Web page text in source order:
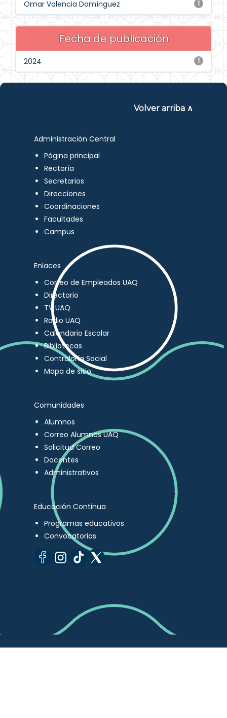
1
Omar Valencia Domínguez
Fecha de publicación
1
2024
Volver arriba ∧
Administración Central
Página principal
Rectoría
Secretarios
Direcciones
Coordinaciones
Facultades
Campus
Enlaces
Correo de Empleados UAQ
Directorio
TV UAQ
Radio UAQ
Calendario Escolar
Bibliotecas
Contraloría Social
Mapa de sitio
Comunidades
Alumnos
Correo Alumnos UAQ
Solicitud Correo
Docentes
Administrativos
Educación Continua
Programas educativos
Convocatorias